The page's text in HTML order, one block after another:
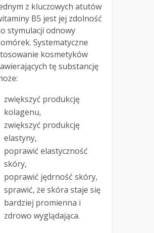
z kluczowych atutów
B5 jest jej zdolność
stymulacji odnowy
Systematyczne
kosmetyków
tę substancję
zwiększyć produkcję
kolagenu,
zwiększyć produkcję
elastyny,
poprawić elastyczność
skóry,
poprawić jędrność skóry,
sprawić, że skóra staje się
bardziej promienna i
zdrowo wyglądająca.